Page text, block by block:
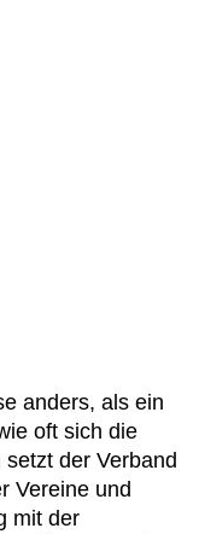
anders, als ein
oft sich die
der Verband
Vereine und
mit der